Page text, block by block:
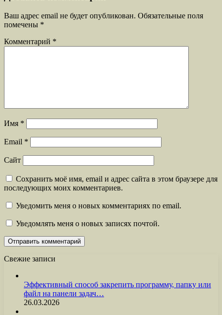
Ваш адрес email не будет опубликован. Обязательные поля
помечены *
Комментарий *
Имя *
Email *
Сайт
Сохранить моё имя, email и адрес сайта в этом браузере для
последующих моих комментариев.
Уведомить меня о новых комментариях по email.
Уведомлять меня о новых записях почтой.
Свежие записи
Эффективный способ закрепить программу, папку или
файл на панели задач…
26.03.2026